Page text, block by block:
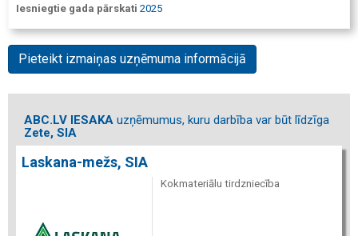
Iesniegtie gada pārskati 2025
Pieteikt izmaiņas uzņēmuma informācijā
ABC.LV IESAKA uzņēmumus, kuru darbība var būt līdzīga
Zete, SIA
Laskana-mežs, SIA
Kokmateriālu tirdzniecība